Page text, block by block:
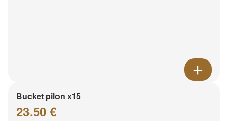
Bucket pilon x15
23.50 €